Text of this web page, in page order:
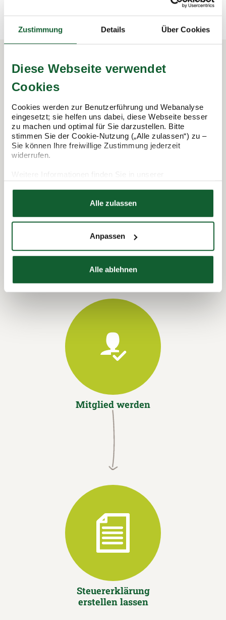
Zustimmung Details Über Cookies
Diese Webseite verwendet
Cookies
Cookies werden zur Benutzerführung und Webanalyse
eingesetzt; sie helfen uns dabei, diese Webseite besser
zu machen und optimal für Sie darzustellen. Bitte
stimmen Sie der Cookie-Nutzung („Alle zulassen“) zu –
Sie können Ihre freiwillige Zustimmung jederzeit
widerrufen.
Datenschutzerklärung
Hier finden Sie unser
Alle zulassen
Anpassen
Alle ablehnen
In 3 Schritten zur Steuererklärung.
So funktioniert's:
Termin vereinbaren
Mitglied werden
Steuererklärung
erstellen lassen